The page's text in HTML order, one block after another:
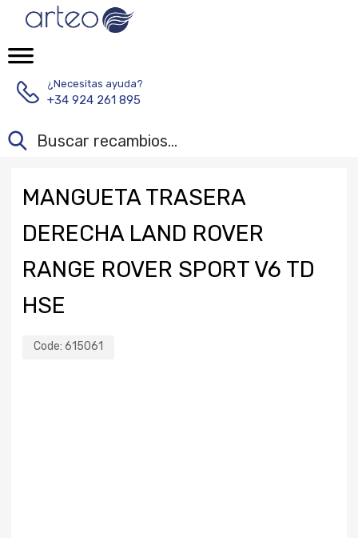
¿Necesitas ayuda?
+34 924 261 895
MANGUETA TRASERA
DERECHA LAND ROVER
RANGE ROVER SPORT V6 TD
HSE
Code: 615061